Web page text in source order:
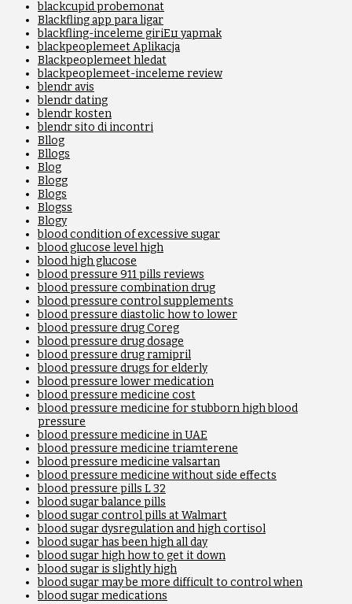
blackcupid probemonat
Blackfling app para ligar
blackfling-inceleme giriЕџ yapmak
blackpeoplemeet Aplikacja
Blackpeoplemeet hledat
blackpeoplemeet-inceleme review
blendr avis
blendr dating
blendr kosten
blendr sito di incontri
Bllog
Bllogs
Blog
Blogg
Blogs
Blogss
Blogy
blood condition of excessive sugar
blood glucose level high
blood high glucose
blood pressure 911 pills reviews
blood pressure combination drug
blood pressure control supplements
blood pressure diastolic how to lower
blood pressure drug Coreg
blood pressure drug dosage
blood pressure drug ramipril
blood pressure drugs for elderly
blood pressure lower medication
blood pressure medicine cost
blood pressure medicine for stubborn high blood
pressure
blood pressure medicine in UAE
blood pressure medicine triamterene
blood pressure medicine valsartan
blood pressure medicine without side effects
blood pressure pills L 32
blood sugar balance pills
blood sugar control pills at Walmart
blood sugar dysregulation and high cortisol
blood sugar has been high all day
blood sugar high how to get it down
blood sugar is slightly high
blood sugar may be more difficult to control when
blood sugar medications